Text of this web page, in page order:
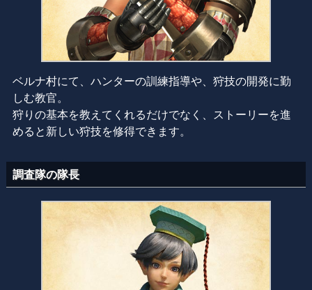
ベルナ村にて、ハンターの訓練指導や、狩技の開発に勤
しむ教官。
狩りの基本を教えてくれるだけでなく、ストーリーを進
めると新しい狩技を修得できます。
調査隊の隊長